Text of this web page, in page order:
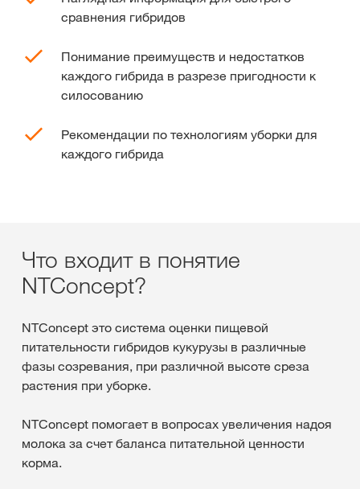
сравнения гибридов
Понимание преимуществ и недостатков
каждого гибрида в разрезе пригодности к
силосованию
Рекомендации по технологиям уборки для
каждого гибрида
Что входит в понятие
NTConcept?
NTConcept это система оценки пищевой
питательности гибридов кукурузы в различные
фазы созревания, при различной высоте среза
растения при уборке.
NTConcept помогает в вопросах увеличения надоя
молока за счет баланса питательной ценности
корма.